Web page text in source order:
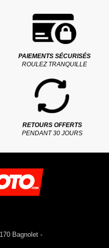
PAIEMENTS SÉCURISÉS
ROULEZ TRANQUILLE
RETOURS OFFERTS
PENDANT 30 JOURS
Bagnolet -